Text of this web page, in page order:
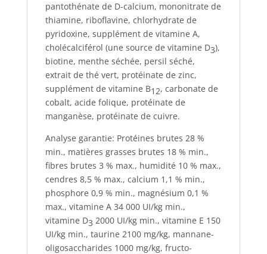
pantothénate de D-calcium, mononitrate de
thiamine, riboflavine, chlorhydrate de
pyridoxine, supplément de vitamine A,
cholécalciférol (une source de vitamine D3),
biotine, menthe séchée, persil séché,
extrait de thé vert, protéinate de zinc,
supplément de vitamine B12, carbonate de
cobalt, acide folique, protéinate de
manganèse, protéinate de cuivre.
Analyse garantie: Protéines brutes 28 %
min., matières grasses brutes 18 % min.,
fibres brutes 3 % max., humidité 10 % max.,
cendres 8,5 % max., calcium 1,1 % min.,
phosphore 0,9 % min., magnésium 0,1 %
max., vitamine A 34 000 UI/kg min.,
vitamine D3 2000 UI/kg min., vitamine E 150
UI/kg min., taurine 2100 mg/kg, mannane-
oligosaccharides 1000 mg/kg, fructo-